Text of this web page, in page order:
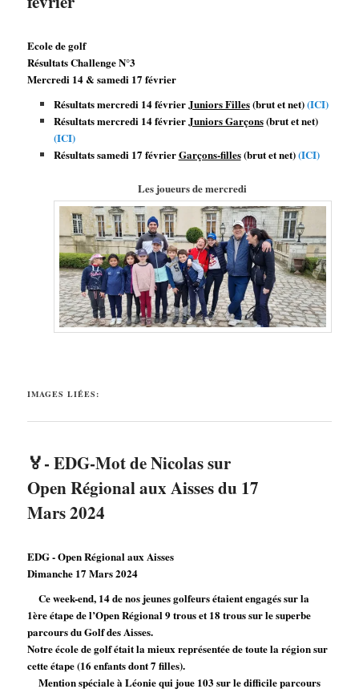
Ecole de golf
Résultats Challenge N°3
Mercredi 14 & samedi 17 février
Résultats mercredi 14 févrierJuniors Filles(brut et net)(ICI)
Résultats mercredi 14 févrierJuniors Garçons(brut et net)
(ICI)
Résultats samedi 17 févrierGarçons-filles(brut et net)(ICI)
Les joueurs de mercredi
IMAGES LIÉES:
🏅- EDG-Mot de Nicolas sur
Open Régional aux Aisses du 17
Mars 2024
EDG - Open Régional aux Aisses
Dimanche 17 Mars 2024
Ce week-end, 14 de nos jeunes golfeurs étaient engagés sur la
1ère étape de l’Open Régional 9 trous et 18 trous sur le superbe
parcours du Golf des Aisses.
Notre école de golf était la mieux représentée de toute la région sur
cette étape (16 enfants dont 7 filles).
Mention spéciale à Léonie qui joue 103 sur le difficile parcours